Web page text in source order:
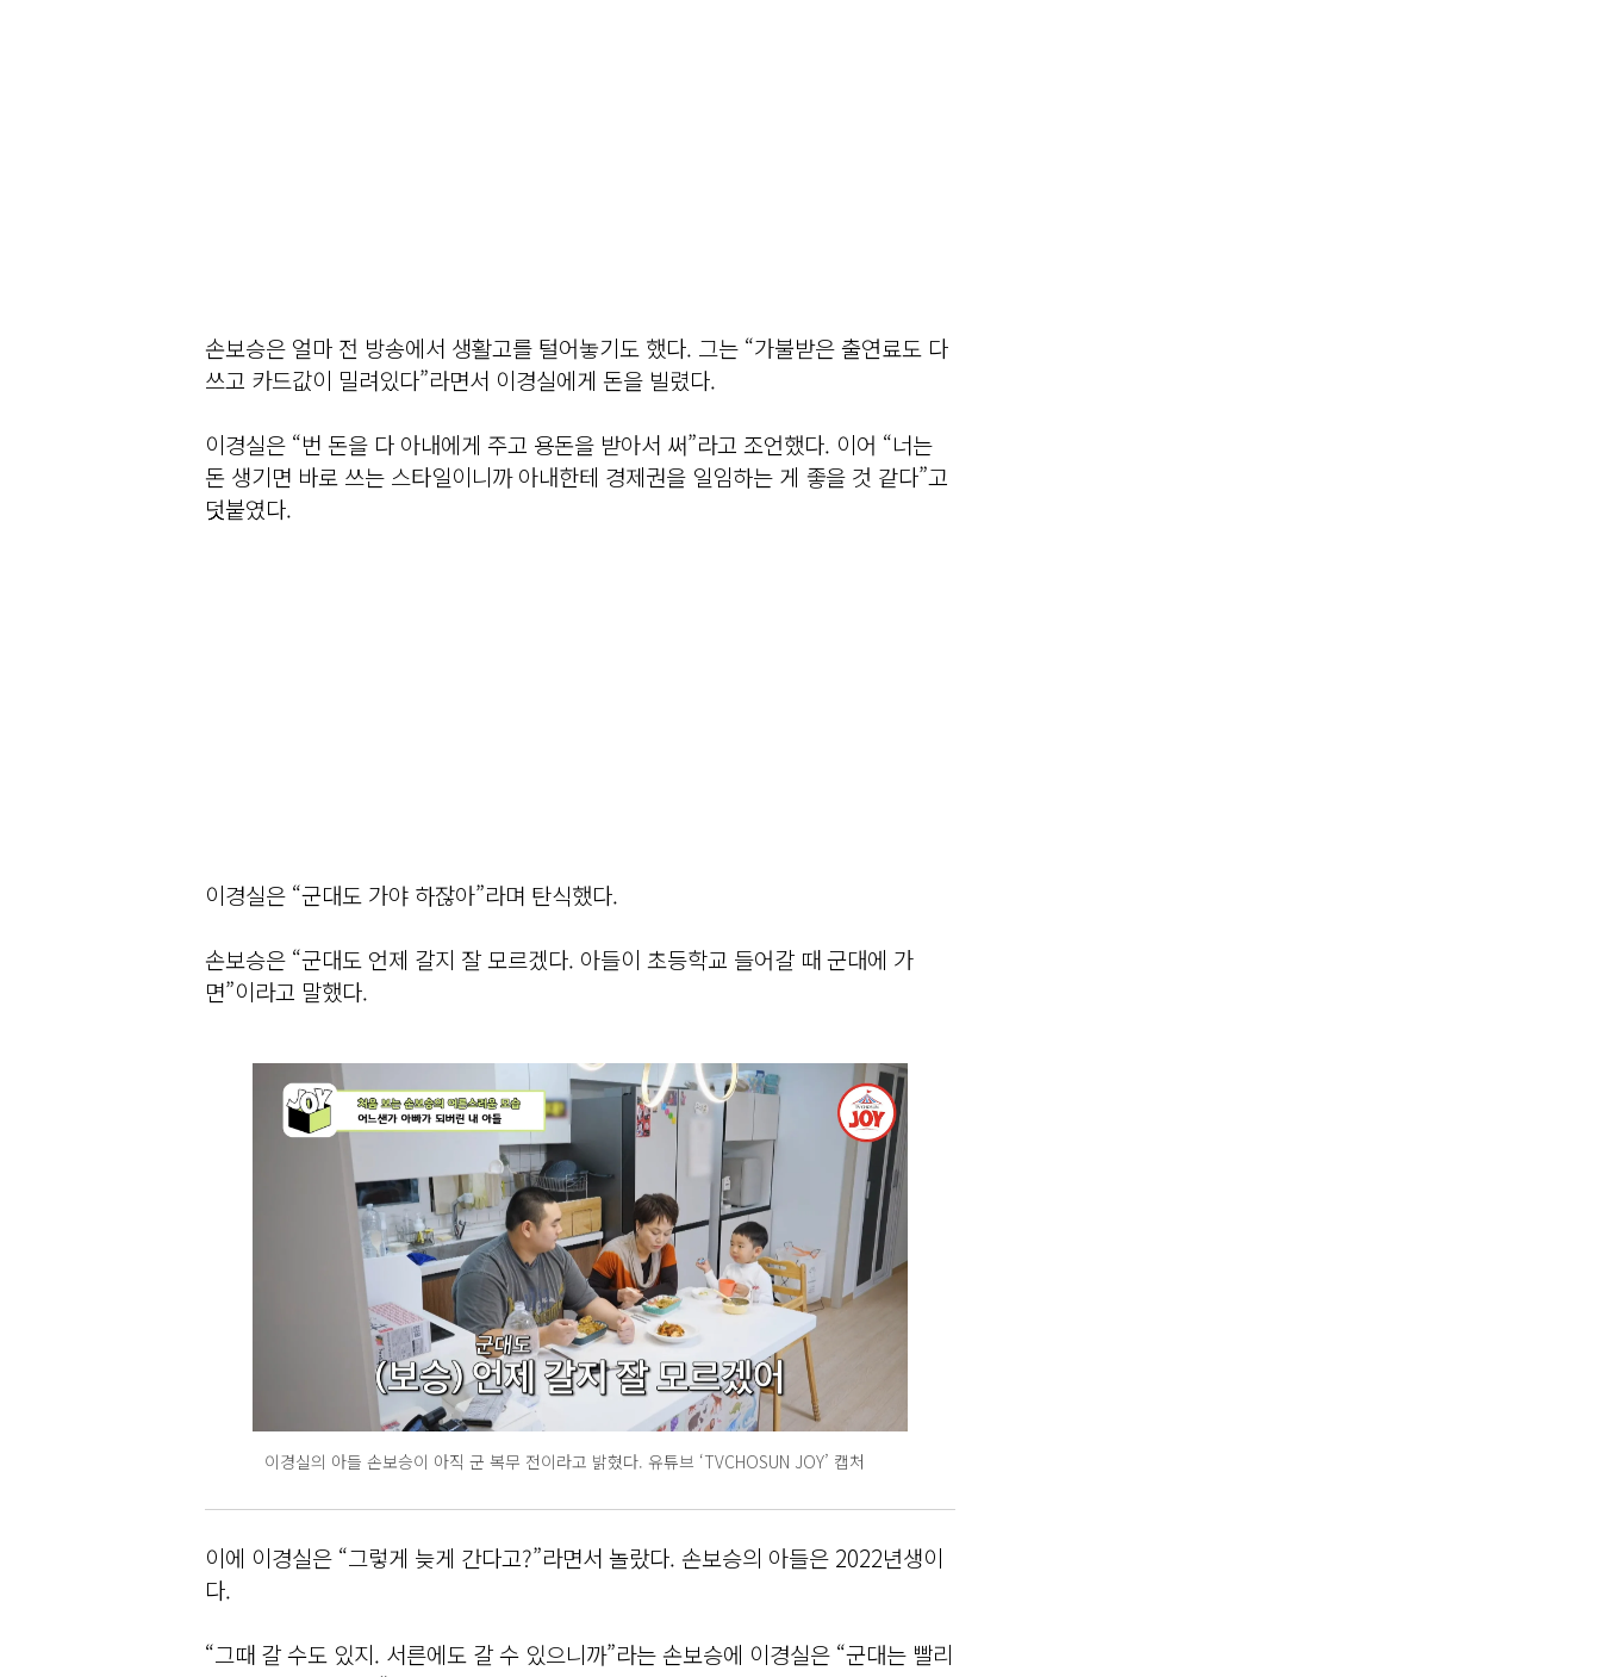
손보승은 얼마 전 방송에서 생활고를 털어놓기도 했다. 그는 “가불받은 출연료도 다
쓰고 카드값이 밀려있다”라면서 이경실에게 돈을 빌렸다.
이경실은 “번 돈을 다 아내에게 주고 용돈을 받아서 써”라고 조언했다. 이어 “너는
돈 생기면 바로 쓰는 스타일이니까 아내한테 경제권을 일임하는 게 좋을 것 같다”고
덧붙였다.
이경실은 “군대도 가야 하잖아”라며 탄식했다.
손보승은 “군대도 언제 갈지 잘 모르겠다. 아들이 초등학교 들어갈 때 군대에 가
면”이라고 말했다.
이경실의 아들 손보승이 아직 군 복무 전이라고 밝혔다. 유튜브 ‘TVCHOSUN JOY’ 캡처
이에 이경실은 “그렇게 늦게 간다고?”라면서 놀랐다. 손보승의 아들은 2022년생이
다.
“그때 갈 수도 있지. 서른에도 갈 수 있으니까”라는 손보승에 이경실은 “군대는 빨리